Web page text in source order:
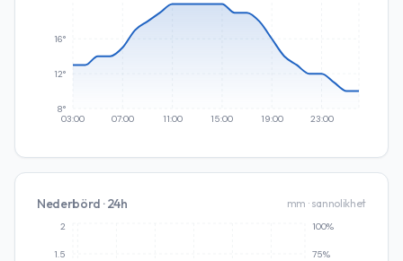
03:00 07:00 11:00 15:00 19:00 23:00
8°
12°
16°
Nederbörd · 24h mm · sannolikhet
1.5
2
75%
100%